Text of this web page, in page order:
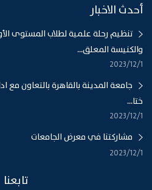
أحدث الاخبار
تنظيم رحلة علمية لطلاب المستوى
والكنيسة المعلق...
1‏‏/12‏‏/2023
جامعة المدينة بالقاهرة بالتعاون مع
ختا...
1‏‏/12‏‏/2023
مشاركتنا في معرض الجامعات
1‏‏/12‏‏/2023
تابعنا